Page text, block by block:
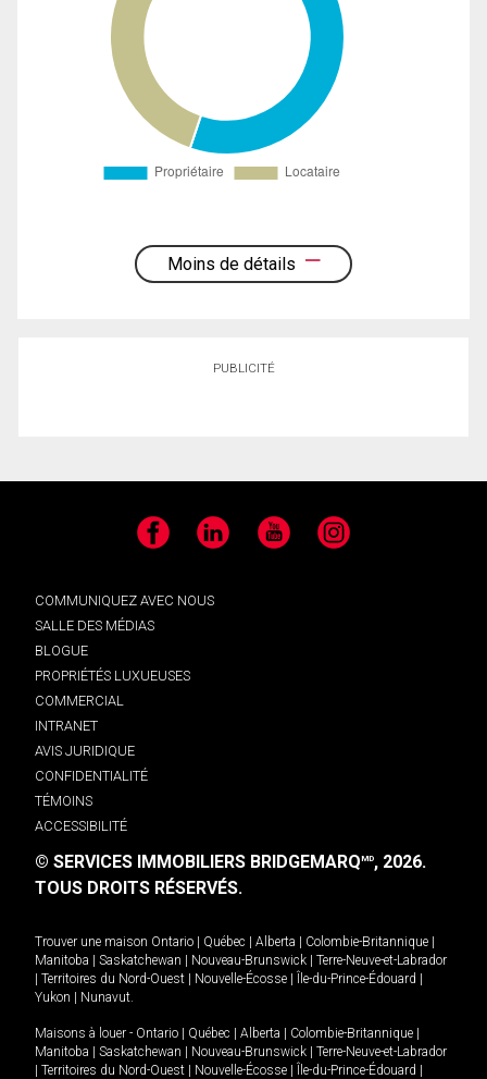
Moins de détails
PUBLICITÉ
Facebook LinkedIn YouTube Instagram
COMMUNIQUEZ AVEC NOUS
SALLE DES MÉDIAS
BLOGUE
PROPRIÉTÉS LUXUEUSES
COMMERCIAL
INTRANET
AVIS JURIDIQUE
CONFIDENTIALITÉ
TÉMOINS
ACCESSIBILITÉ
© SERVICES IMMOBILIERS BRIDGEMARQMD, 2026.
TOUS DROITS RÉSERVÉS.
Trouver une maison Ontario Québec Alberta Colombie-Britannique
Manitoba
Saskatchewan Nouveau-Brunswick
Terre-Neuve-et-Labrador
Territoires du Nord-Ouest Nouvelle-Écosse Île-du-Prince-Édouard
Yukon
Nunavut.
Maisons à louer - Ontario Québec Alberta Colombie-Britannique
Manitoba
Saskatchewan Nouveau-Brunswick
Terre-Neuve-et-Labrador
Territoires du Nord-Ouest Nouvelle-Écosse Île-du-Prince-Édouard